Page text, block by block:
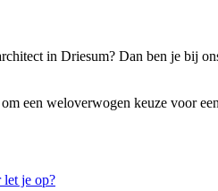
in Driesum? Dan ben je bij
een weloverwogen keuze voor
let je op?